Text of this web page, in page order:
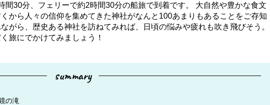
間30分、フェリーで約2時間30分の船旅で到着です。 大自然や豊かな食文
から人々の信仰を集めてきた神社がなんと100あまりもあることをご存知
がら、歴史ある神社を訪ねてみれば、日頃の悩みや疲れも吹き飛びそう。
旅にでかけてみましょう！
summary
の滝